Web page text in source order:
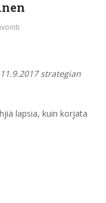
strategian
lapsia, kuin korjata